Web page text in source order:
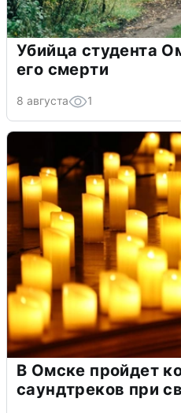
Убийца студента
его смерти
8 августа 1
В Омске пройдет
саундтреков при